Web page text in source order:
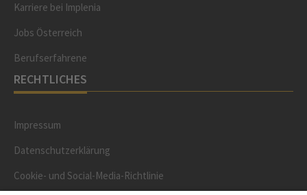
Karriere bei Implenia
Jobs Österreich
Berufserfahrene
RECHTLICHES
Impressum
Datenschutzerklärung
Cookie- und Social-Media-Richtlinie